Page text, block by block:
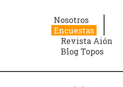
Nosotros
Encuestas
Revista Aión
Blog Topos